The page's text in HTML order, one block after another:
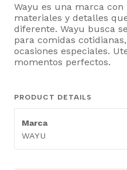
Wayu es una marca
materiales y detalles
diferente. Wayu busca
para comidas
ocasiones especiales.
momentos perfectos.
PRODUCT DETAILS
Marca
WAYU